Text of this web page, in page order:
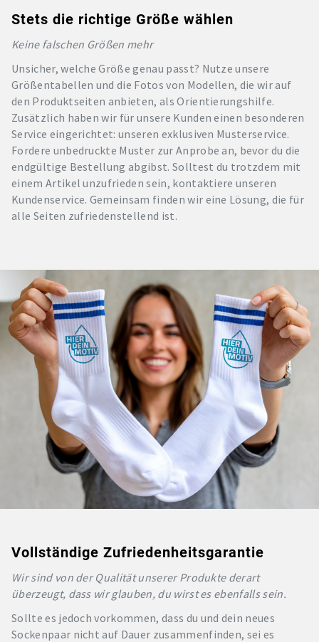
Stets die richtige Größe wählen
Keine falschen Größen mehr
Unsicher, welche Größe genau passt? Nutze unsere
Größentabellen und die Fotos von Modellen, die wir auf
den Produktseiten anbieten, als Orientierungshilfe.
Zusätzlich haben wir für unsere Kunden einen besonderen
Service eingerichtet: unseren exklusiven Musterservice.
Fordere unbedruckte Muster zur Anprobe an, bevor du die
endgültige Bestellung abgibst. Solltest du trotzdem mit
einem Artikel unzufrieden sein, kontaktiere unseren
Kundenservice. Gemeinsam finden wir eine Lösung, die für
alle Seiten zufriedenstellend ist.
Vollständige Zufriedenheitsgarantie
Wir sind von der Qualität unserer Produkte derart
überzeugt, dass wir glauben, du wirst es ebenfalls sein.
Sollte es jedoch vorkommen, dass du und dein neues
Sockenpaar nicht auf Dauer zusammenfinden, sei es